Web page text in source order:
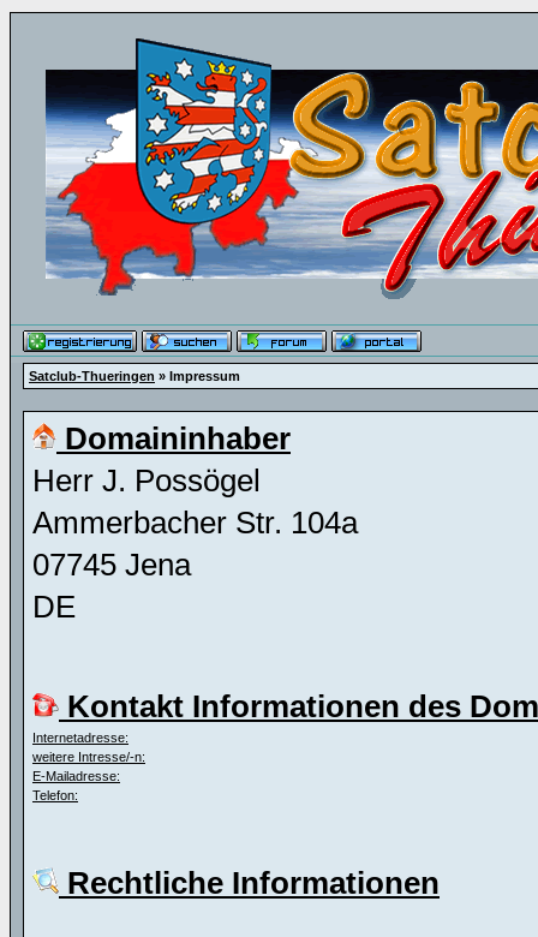
Satclub-Thueringen » Impressum
Domaininhaber
Herr J. Possögel
Ammerbacher Str. 104a
07745 Jena
DE
Kontakt Informationen des
Internetadresse:
weitere Intresse/-n:
E-Mailadresse:
Telefon:
Rechtliche Informationen